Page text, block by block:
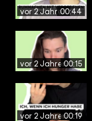
vor 2 Jahren00:44
vor 2 Jahren00:15
vor 2 Jahren00:19